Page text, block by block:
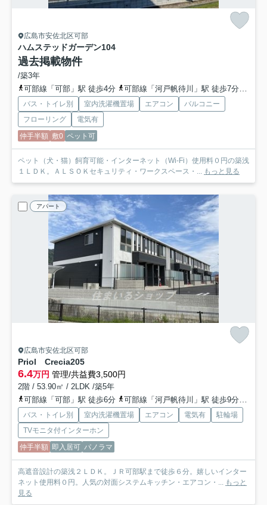
広島市安佐北区可部
ハムステッドガーデン104
過去掲載物件
/築3年
可部線「可部」駅 徒歩4分
可部線「河戸帆待川」駅 徒歩7分
バス・トイレ別 室内洗濯機置場 エアコン
バルコニー
フローリング
電気有
仲手半額 敷0 ペット可
ペット（犬・猫）飼育可能・インターネット（Wi-Fi）使用料０円の築浅
１ＬＤＫ。ＡＬＳＯＫセキュリティ・ワークスペース・...
もっと見る
アパート
広島市安佐北区可部
Priol Crecia205
6.4万円 管理/共益費3,500円
2階 / 53.90㎡ / 2LDK /築5年
可部線「可部」駅 徒歩6分
可部線「河戸帆待川」駅 徒歩9分
バス・トイレ別 室内洗濯機置場 エアコン 電気有
駐輪場
TVモニタ付インターホン
仲手半額 即入居可 パノラマ
高遮音設計の築浅２ＬＤＫ。ＪＲ可部駅まで徒歩６分。嬉しいインター
ネット使用料０円。人気の対面システムキッチン・エアコン・...
もっと
見る